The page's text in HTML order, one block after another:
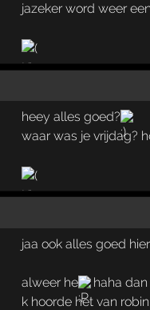
jazeker word weer
heey alles goed?
waar was je vrijdag?
jaa ook alles goed
alweer he
haha dan
k hoorde het van